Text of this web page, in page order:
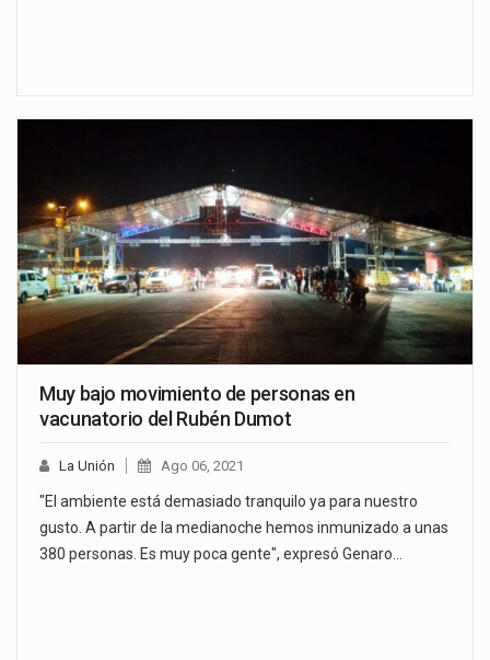
Muy bajo movimiento de personas en
vacunatorio del Rubén Dumot
La Unión Ago 06, 2021
"El ambiente está demasiado tranquilo ya para nuestro
gusto. A partir de la medianoche hemos inmunizado a unas
380 personas. Es muy poca gente", expresó Genaro…